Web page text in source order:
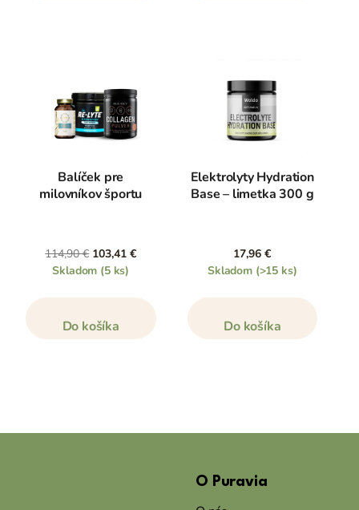
Balíček pre
milovníkov športu
114,90 € 103,41 €
Skladom (5 ks)
Do košíka
Elektrolyty Hydration
Base – limetka 300 g
17,96 €
Skladom (>15 ks)
Do košíka
O Puravia